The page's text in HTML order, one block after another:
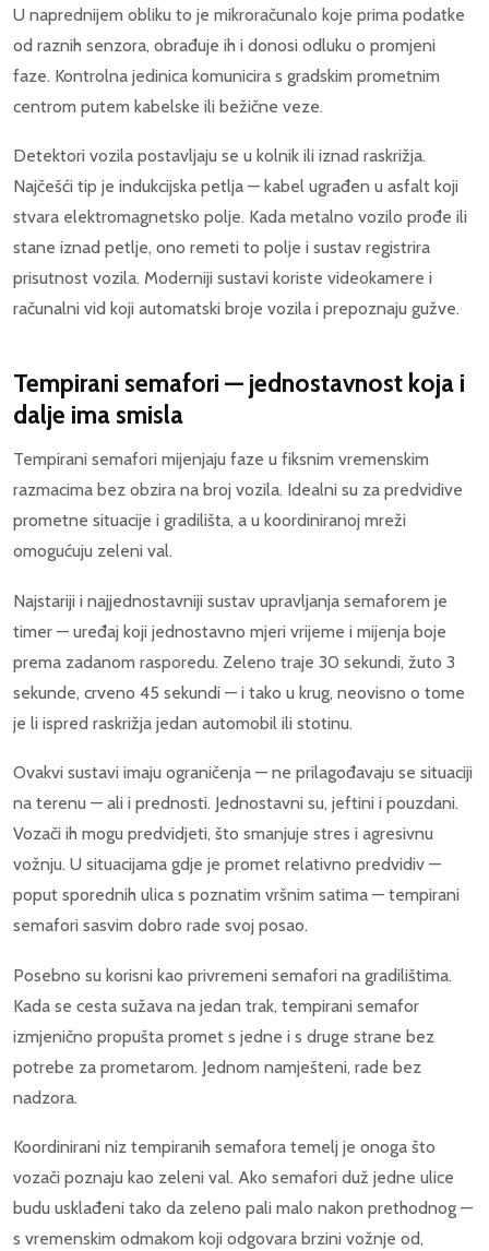
U naprednijem obliku to je mikroračunalo koje prima podatke
od raznih senzora, obrađuje ih i donosi odluku o promjeni
faze. Kontrolna jedinica komunicira s gradskim prometnim
centrom putem kabelske ili bežične veze.
Detektori vozila postavljaju se u kolnik ili iznad raskrižja.
Najčešći tip je indukcijska petlja — kabel ugrađen u asfalt koji
stvara elektromagnetsko polje. Kada metalno vozilo prođe ili
stane iznad petlje, ono remeti to polje i sustav registrira
prisutnost vozila. Moderniji sustavi koriste videokamere i
računalni vid koji automatski broje vozila i prepoznaju gužve.
Tempirani semafori — jednostavnost koja i
dalje ima smisla
Tempirani semafori mijenjaju faze u fiksnim vremenskim
razmacima bez obzira na broj vozila. Idealni su za predvidive
prometne situacije i gradilišta, a u koordiniranoj mreži
omogućuju zeleni val.
Najstariji i najjednostavniji sustav upravljanja semaforem je
timer — uređaj koji jednostavno mjeri vrijeme i mijenja boje
prema zadanom rasporedu. Zeleno traje 30 sekundi, žuto 3
sekunde, crveno 45 sekundi — i tako u krug, neovisno o tome
je li ispred raskrižja jedan automobil ili stotinu.
Ovakvi sustavi imaju ograničenja — ne prilagođavaju se situaciji
na terenu — ali i prednosti. Jednostavni su, jeftini i pouzdani.
Vozači ih mogu predvidjeti, što smanjuje stres i agresivnu
vožnju. U situacijama gdje je promet relativno predvidiv —
poput sporednih ulica s poznatim vršnim satima — tempirani
semafori sasvim dobro rade svoj posao.
Posebno su korisni kao privremeni semafori na gradilištima.
Kada se cesta sužava na jedan trak, tempirani semafor
izmjenično propušta promet s jedne i s druge strane bez
potrebe za prometarom. Jednom namješteni, rade bez
nadzora.
Koordinirani niz tempiranih semafora temelj je onoga što
vozači poznaju kao zeleni val. Ako semafori duž jedne ulice
budu usklađeni tako da zeleno pali malo nakon prethodnog —
s vremenskim odmakom koji odgovara brzini vožnje od,